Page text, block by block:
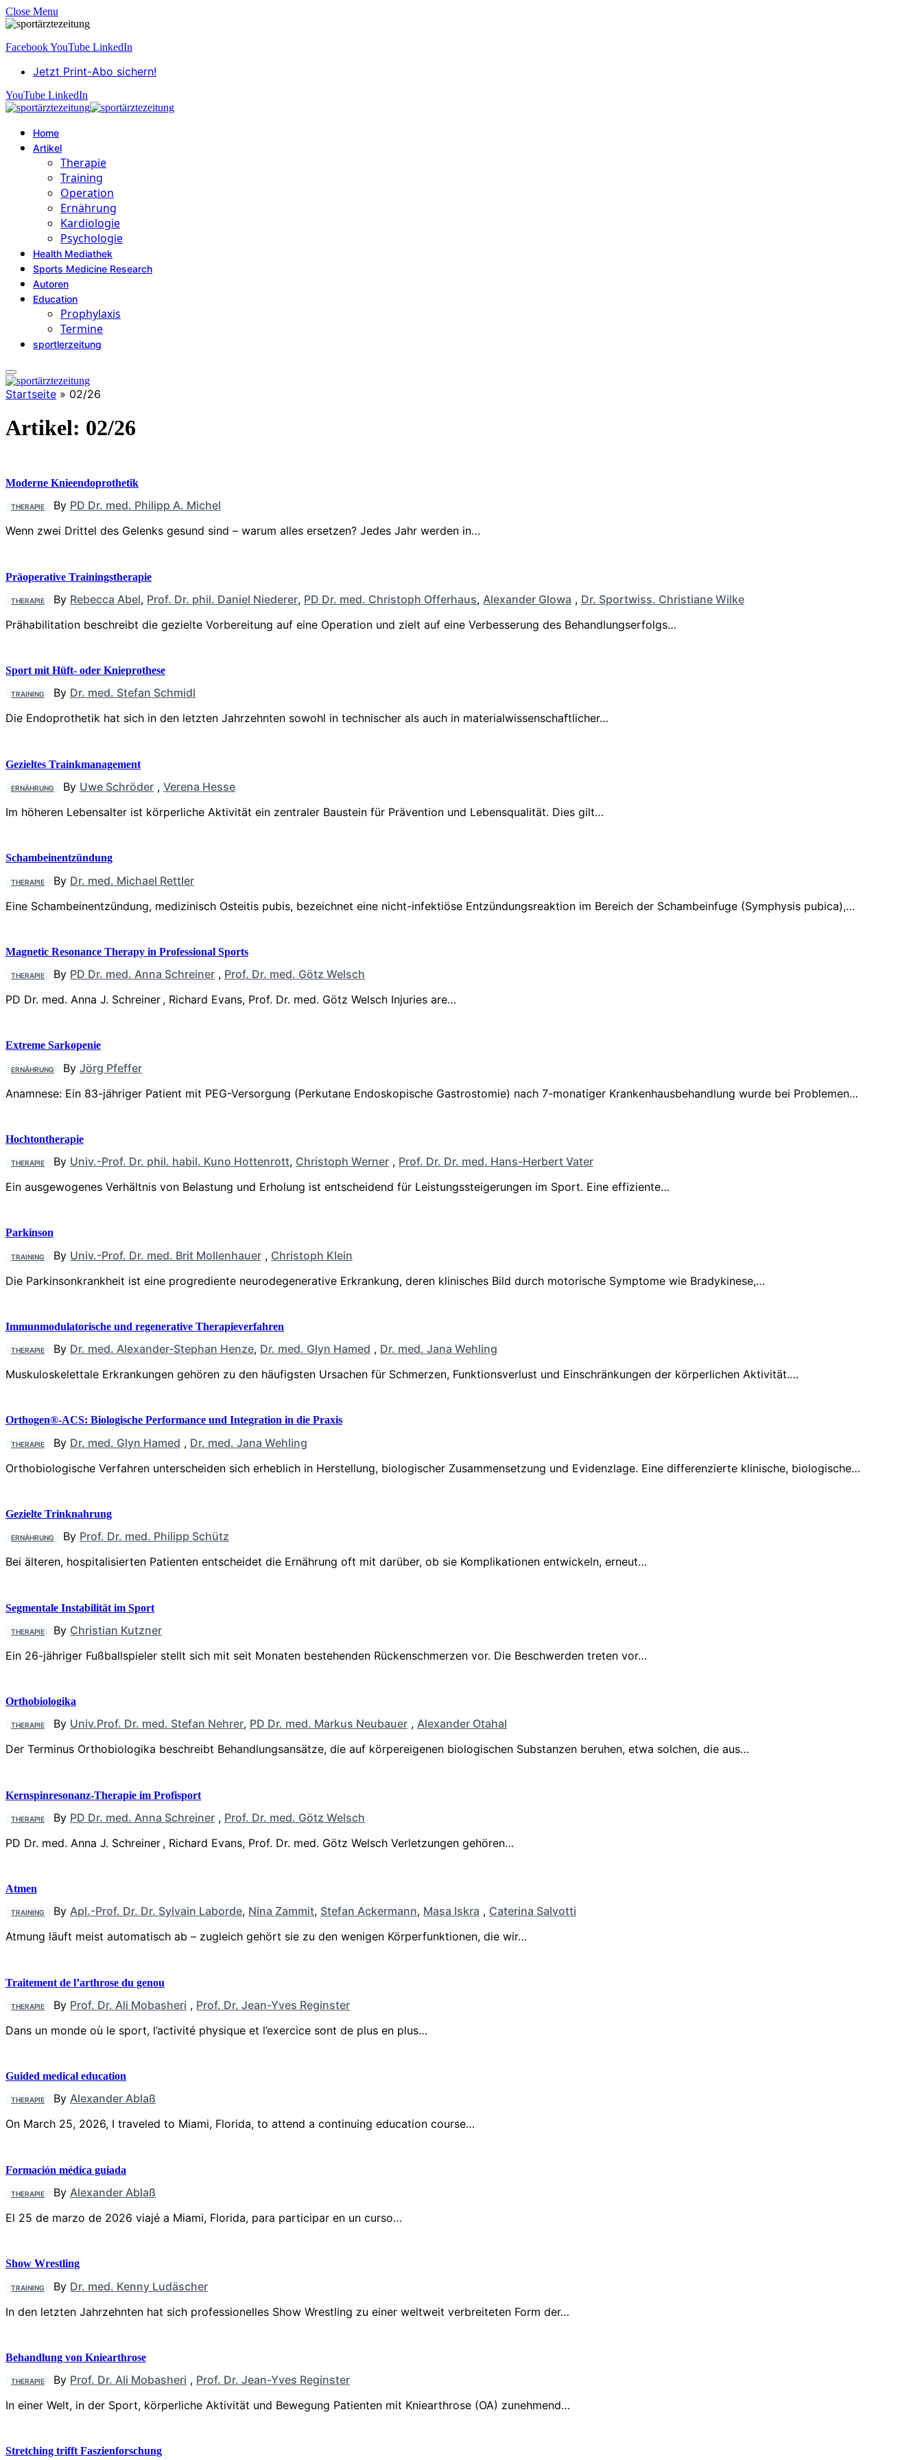
Close Menu
FacebookYouTube LinkedIn
Jetzt Print-Abo sichern!
YouTube LinkedIn
Home
Artikel
Therapie
Training
Operation
Ernährung
Kardiologie
Psychologie
Health Mediathek
Sports Medicine Research
Autoren
Education
Prophylaxis
Termine
sportlerzeitung
Startseite » 02/26
Artikel: 02/26
Moderne Knieendoprothetik
THERAPIE By PD Dr. med. Philipp A. Michel
Wenn zwei Drittel des Gelenks gesund sind – warum alles ersetzen? Jedes Jahr werden in…
Präoperative Trainingstherapie
THERAPIE By Rebecca Abel, Prof. Dr. phil. Daniel Niederer, PD Dr. med. Christoph Offerhaus, Alexander Glowa , Dr. Sportwiss. Christiane Wilke
Prähabilitation beschreibt die gezielte Vorbereitung auf eine Operation und zielt auf eine Verbesserung des Behandlungserfolgs…
Sport mit Hüft- oder Knieprothese
TRAINING By Dr. med. Stefan Schmidl
Die Endoprothetik hat sich in den letzten Jahrzehnten sowohl in technischer als auch in materialwissenschaftlicher…
Gezieltes Trainkmanagement
ERNÄHRUNG By Uwe Schröder , Verena Hesse
Im höheren Lebensalter ist körperliche Aktivität ein zentraler Baustein für Prävention und Lebensqualität. Dies gilt…
Schambeinentzündung
THERAPIE By Dr. med. Michael Rettler
Eine Schambeinentzündung, medizinisch Osteitis pubis, bezeichnet eine nicht-infektiöse Entzündungsreaktion im Bereich der Schambeinfuge (Symphysis pubica),…
Magnetic Resonance Therapy in Professional Sports
THERAPIE By PD Dr. med. Anna Schreiner , Prof. Dr. med. Götz Welsch
PD Dr. med. Anna J. Schreiner , Richard Evans, Prof. Dr. med. Götz Welsch Injuries are…
Extreme Sarkopenie
ERNÄHRUNG By Jörg Pfeffer
Anamnese: Ein 83-jähriger Patient mit PEG-Versorgung (Perkutane Endoskopische Gastrostomie) nach 7-monatiger Krankenhausbehandlung wurde bei Problemen…
Hochtontherapie
THERAPIE By Univ.-Prof. Dr. phil. habil. Kuno Hottenrott, Christoph Werner , Prof. Dr. Dr. med. Hans-Herbert Vater
Ein ausgewogenes Verhältnis von Belastung und Erholung ist entscheidend für Leistungssteigerungen im Sport. Eine effiziente…
Parkinson
TRAINING By Univ.-Prof. Dr. med. Brit Mollenhauer , Christoph Klein
Die Parkinsonkrankheit ist eine progrediente neurodegenerative Erkrankung, deren klinisches Bild durch motorische Symptome wie Bradykinese,…
Immunmodulatorische und regenerative Therapieverfahren
THERAPIE By Dr. med. Alexander-Stephan Henze, Dr. med. Glyn Hamed , Dr. med. Jana Wehling
Muskuloskelettale Erkrankungen gehören zu den häufigsten Ursachen für Schmerzen, Funktionsverlust und Einschränkungen der körperlichen Aktivität.…
Orthogen®-ACS: Biologische Performance und Integration in die Praxis
THERAPIE By Dr. med. Glyn Hamed , Dr. med. Jana Wehling
Orthobiologische Verfahren unterscheiden sich erheblich in Herstellung, biologischer Zusammensetzung und Evidenzlage. Eine differenzierte klinische, biologische…
Gezielte Trinknahrung
ERNÄHRUNG By Prof. Dr. med. Philipp Schütz
Bei älteren, hospitalisierten Patienten entscheidet die Ernährung oft mit darüber, ob sie Komplikationen entwickeln, erneut…
Segmentale Instabilität im Sport
THERAPIE By Christian Kutzner
Ein 26-jähriger Fußballspieler stellt sich mit seit Monaten bestehenden Rückenschmerzen vor. Die Beschwerden treten vor…
Orthobiologika
THERAPIE By Univ.Prof. Dr. med. Stefan Nehrer, PD Dr. med. Markus Neubauer , Alexander Otahal
Der Terminus Orthobiologika beschreibt Behandlungsansätze, die auf körpereigenen biologischen Substanzen beruhen, etwa solchen, die aus…
Kernspinresonanz-Therapie im Profisport
THERAPIE By PD Dr. med. Anna Schreiner , Prof. Dr. med. Götz Welsch
PD Dr. med. Anna J. Schreiner , Richard Evans, Prof. Dr. med. Götz Welsch Verletzungen gehören…
Atmen
TRAINING By Apl.-Prof. Dr. Dr. Sylvain Laborde, Nina Zammit, Stefan Ackermann, Masa Iskra , Caterina Salvotti
Atmung läuft meist automatisch ab – zugleich gehört sie zu den wenigen Körperfunktionen, die wir…
Traitement de l’arthrose du genou
THERAPIE By Prof. Dr. Ali Mobasheri , Prof. Dr. Jean-Yves Reginster
Dans un monde où le sport, l’activité physique et l’exercice sont de plus en plus…
Guided medical education
THERAPIE By Alexander Ablaß
On March 25, 2026, I traveled to Miami, Florida, to attend a continuing education course…
Formación médica guiada
THERAPIE By Alexander Ablaß
El 25 de marzo de 2026 viajé a Miami, Florida, para participar en un curso…
Show Wrestling
TRAINING By Dr. med. Kenny Ludäscher
In den letzten Jahrzehnten hat sich professionelles Show Wrestling zu einer weltweit verbreiteten Form der…
Behandlung von Kniearthrose
THERAPIE By Prof. Dr. Ali Mobasheri , Prof. Dr. Jean-Yves Reginster
In einer Welt, in der Sport, körperliche Aktivität und Bewegung Patienten mit Kniearthrose (OA) zunehmend…
Stretching trifft Faszienforschung